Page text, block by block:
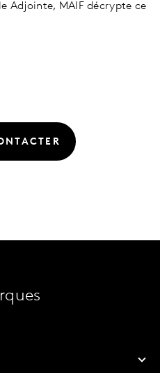
Adjointe, MAIF décrypte ce